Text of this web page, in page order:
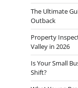
The Ultimate
Outback
Property
Valley in 2026
Is Your Small
Shift?